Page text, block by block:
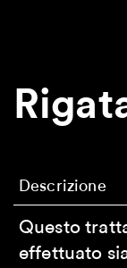
Descrizione
Questo
effettuato